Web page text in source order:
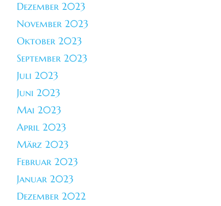
Dezember 2023
November 2023
Oktober 2023
September 2023
Juli 2023
Juni 2023
Mai 2023
April 2023
März 2023
Februar 2023
Januar 2023
Dezember 2022